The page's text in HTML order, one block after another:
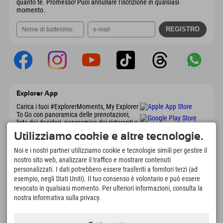
quanto te. Promesso! Puoi annullare l'iscrizione in qualsiasi
momento.
Explorer App
Carica i tuoi #ExplorerMoments, My Explorer
To Go con panoramica delle prenotazioni,
lista dei desideri, panoramica dei ristoranti e
molto altro. Scaricalo subito!
È tempo di momenti da esploratore
166
Laghi di montagna e piscine
avventura
4.634km
Piste per lo sci e lo
snowboard
8.991km
Utilizziamo cookie e altre tecnologie.
Noi e i nostri partner utilizziamo cookie e tecnologie simili per gestire il
nostro sito web, analizzare il traffico e mostrare contenuti
personalizzati. I dati potrebbero essere trasferiti a fornitori terzi (ad
esempio, negli Stati Uniti). Il tuo consenso è volontario e può essere
revocato in qualsiasi momento. Per ulteriori informazioni, consulta la
nostra informativa sulla privacy.